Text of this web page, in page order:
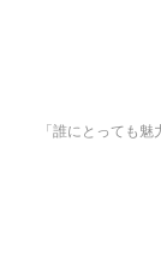
「誰にとっても